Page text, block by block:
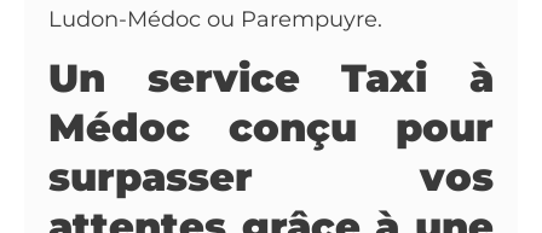
Ludon-Médoc ou Parempuyre.
Un service Taxi à
Médoc conçu pour
surpasser vos